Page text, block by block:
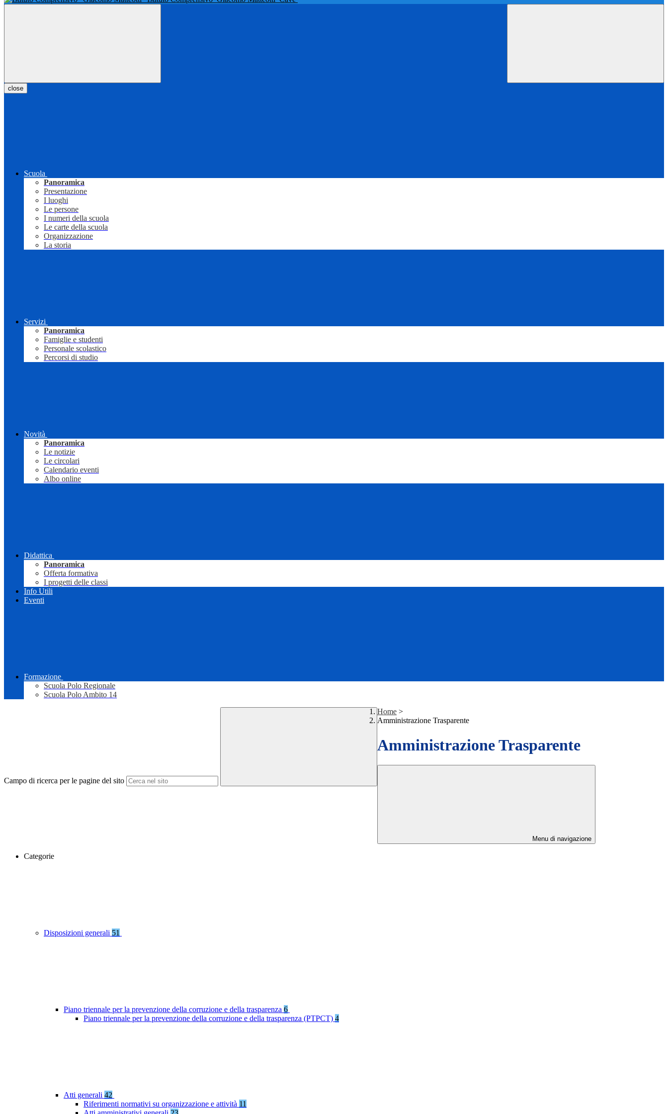
close
Scuola
Panoramica
Presentazione
I luoghi
Le persone
I numeri della scuola
Le carte della scuola
Organizzazione
La storia
Servizi
Panoramica
Famiglie e studenti
Personale scolastico
Percorsi di studio
Novità
Panoramica
Le notizie
Le circolari
Calendario eventi
Albo online
Didattica
Panoramica
Offerta formativa
I progetti delle classi
Info Utili
Eventi
Formazione
Scuola Polo Regionale
Scuola Polo Ambito 14
Campo di ricerca per le pagine del sito
Home >
Amministrazione Trasparente
Amministrazione Trasparente
Menu di navigazione
Categorie
Disposizioni generali 51
Piano triennale per la prevenzione della corruzione e della trasparenza 6
Piano triennale per la prevenzione della corruzione e della trasparenza (PTPCT) 4
Atti generali 42
Riferimenti normativi su organizzazione e attività 11